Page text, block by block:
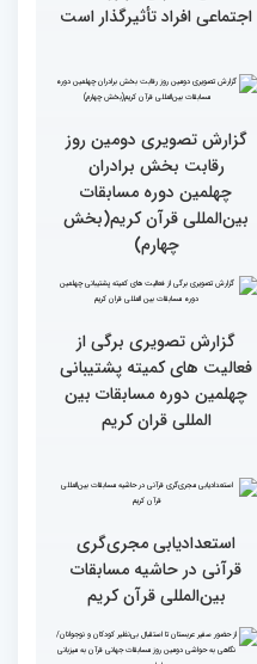
رسیدن به سرمنزل مقصود
انس با قرآن در روابط
اجتماعی افراد تأثیرگذار است
گزارش تصویری دومین روز
رقابت بخش برادران
چهلمین دوره مسابقات
گزارش تصویری برگی از
فعالیت های کمیته پشتیبانی
چهلمین دوره مسابقات بین
المللی قران کریم